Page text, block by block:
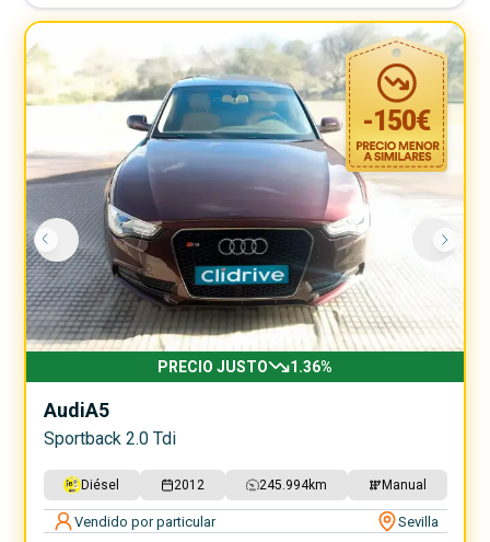
-150€
PRECIO JUSTO 1.36%
AudiA5
Sportback 2.0 Tdi
Diésel 2012 245.994km Manual
Vendido por particular Sevilla